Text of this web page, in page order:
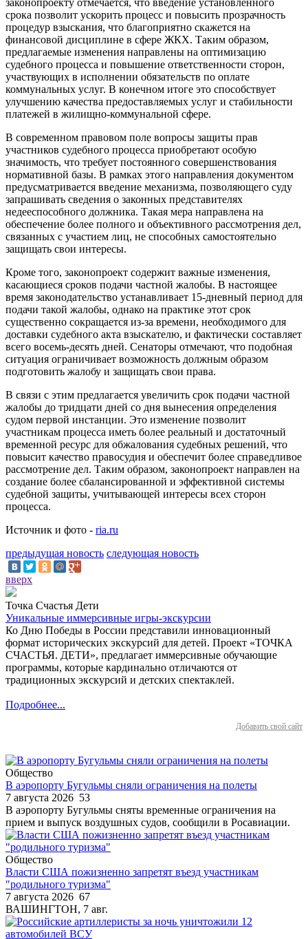
срока позволит ускорить процесс и повысить прозрачность
процедур взыскания, что благоприятно скажется на
финансовой дисциплине в сфере ЖКХ. Таким образом,
предлагаемые изменения направлены на оптимизацию
судебного процесса и повышение ответственности сторон,
участвующих в исполнении обязательств по оплате
коммунальных услуг. В конечном итоге это способствует
улучшению качества предоставляемых услуг и стабильности
платежей в жилищно-коммунальной сфере.
В современном правовом поле вопросы защиты прав
участников судебного процесса приобретают особую
значимость, что требует постоянного совершенствования
нормативной базы. В рамках этого направления документом
предусматривается введение механизма, позволяющего суду
запрашивать сведения о законных представителях
недееспособного должника. Такая мера направлена на
обеспечение более полного и объективного рассмотрения дел,
связанных с участием лиц, не способных самостоятельно
защищать свои интересы.
Кроме того, законопроект содержит важные изменения,
касающиеся сроков подачи частной жалобы. В настоящее
время законодательство устанавливает 15-дневный период для
подачи такой жалобы, однако на практике этот срок
существенно сокращается из-за времени, необходимого для
доставки судебного акта взыскателю, и фактически составляет
всего восемь-десять дней. Сенаторы отмечают, что подобная
ситуация ограничивает возможность должным образом
подготовить жалобу и защищать свои права.
В связи с этим предлагается увеличить срок подачи частной
жалобы до тридцати дней со дня вынесения определения
судом первой инстанции. Это изменение позволит
участникам процесса иметь более реальный и достаточный
временной ресурс для обжалования судебных решений, что
повысит качество правосудия и обеспечит более справедливое
рассмотрение дел. Таким образом, законопроект направлен на
создание более сбалансированной и эффективной системы
судебной защиты, учитывающей интересы всех сторон
процесса.
Источник и фото - ria.ru
предыдущая новость следующая новость
вверх
Точка Счастья Дети
Уникальные иммерсивные игры-экскурсии
Ко Дню Победы в России представили инновационный
формат исторических экскурсий для детей. Проект «ТОЧКА
СЧАСТЬЯ. ДЕТИ», предлагает иммерсивные обучающие
программы, которые кардинально отличаются от
традиционных экскурсий и детских спектаклей.
Подробнее...
Добавить свой сайт
Общество
В аэропорту Бугульмы сняли ограничения на полеты
7 августа 2026 53
В аэропорту Бугульмы сняты временные ограничения на
прием и выпуск воздушных судов, сообщили в Росавиации.
Общество
Власти США пожизненно запретят въезд участникам
"родильного туризма"
7 августа 2026 67
ВАШИНГТОН, 7 авг.